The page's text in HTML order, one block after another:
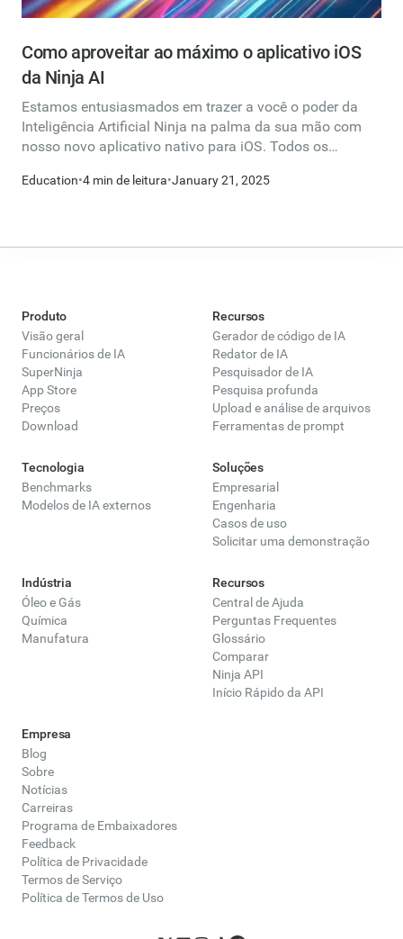
Como aproveitar ao máximo o aplicativo iOS
da Ninja AI
Estamos entusiasmados em trazer a você o poder da
Inteligência Artificial Ninja na palma da sua mão com
nosso novo aplicativo nativo para iOS. Todos os
seus agentes e modelos de IA favoritos, agora estão
Você pode baixar o aplicativo iOS aqui.
Education•4 min de leitura•January 21, 2025
Produto
Visão geral
Funcionários de IA
SuperNinja
App Store
Preços
Download
Recursos
Gerador de código de IA
Redator de IA
Pesquisador de IA
Pesquisa profunda
Upload e análise de arquivos
Ferramentas de prompt
Tecnologia
Benchmarks
Modelos de IA externos
Soluções
Empresarial
Engenharia
Casos de uso
Solicitar uma demonstração
Indústria
Óleo e Gás
Química
Manufatura
Recursos
Central de Ajuda
Perguntas Frequentes
Glossário
Comparar
Ninja API
Início Rápido da API
Empresa
Blog
Sobre
Notícias
Carreiras
Programa de Embaixadores
Feedback
Política de Privacidade
Termos de Serviço
Política de Termos de Uso